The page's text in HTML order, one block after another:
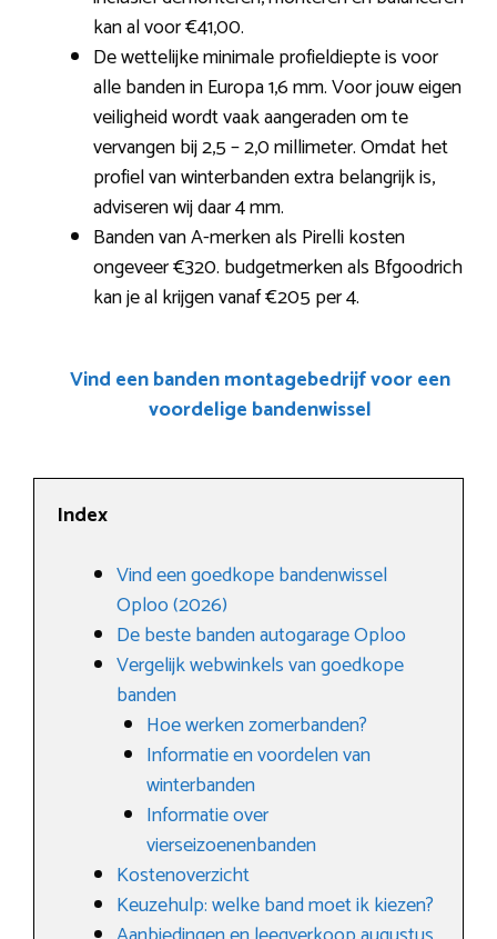
kan al voor €41,00.
De wettelijke minimale profieldiepte is voor
alle banden in Europa 1,6 mm. Voor jouw eigen
veiligheid wordt vaak aangeraden om te
vervangen bij 2,5 – 2,0 millimeter. Omdat het
profiel van winterbanden extra belangrijk is,
adviseren wij daar 4 mm.
Banden van A-merken als Pirelli kosten
ongeveer €320. budgetmerken als Bfgoodrich
kan je al krijgen vanaf €205 per 4.
Vind een banden montagebedrijf voor een
voordelige bandenwissel
Index
Vind een goedkope bandenwissel
Oploo (2026)
De beste banden autogarage Oploo
Vergelijk webwinkels van goedkope
banden
Hoe werken zomerbanden?
Informatie en voordelen van
winterbanden
Informatie over
vierseizoenenbanden
Kostenoverzicht
Keuzehulp: welke band moet ik kiezen?